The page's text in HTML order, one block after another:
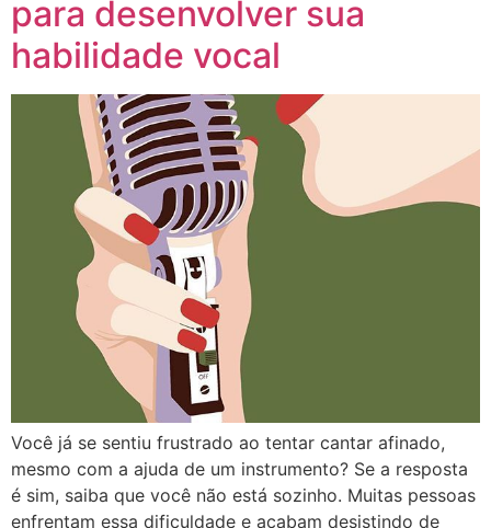
para desenvolver sua
habilidade vocal
Você já se sentiu frustrado ao tentar cantar afinado,
mesmo com a ajuda de um instrumento? Se a resposta
é sim, saiba que você não está sozinho. Muitas pessoas
enfrentam essa dificuldade e acabam desistindo de